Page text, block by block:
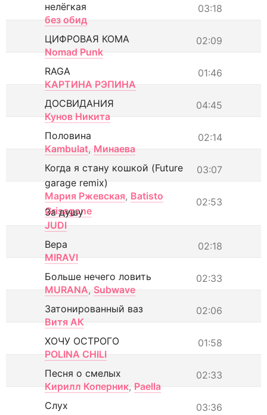
03:18
нелёгкая
без обид
02:09
ЦИФРОВАЯ КОМА
Nomad Punk
01:46
RAGA
КАРТИНА РЭПИНА
04:45
ДОСВИДАНИЯ
Кунов Никита
02:14
Половина
Kambulat, Минаева
03:07
Когда я стану кошкой (Future
garage remix)
Мария Ржевская, Batisto
Grisagone
02:53
За душу
JUDI
02:18
Вера
MIRAVI
02:33
Больше нечего ловить
MURANA, Subwave
02:06
Затонированный ваз
Витя АК
01:58
ХОЧУ ОСТРОГО
POLINA CHILI
02:33
Песня о смелых
Кирилл Коперник, Paella
03:36
Слух